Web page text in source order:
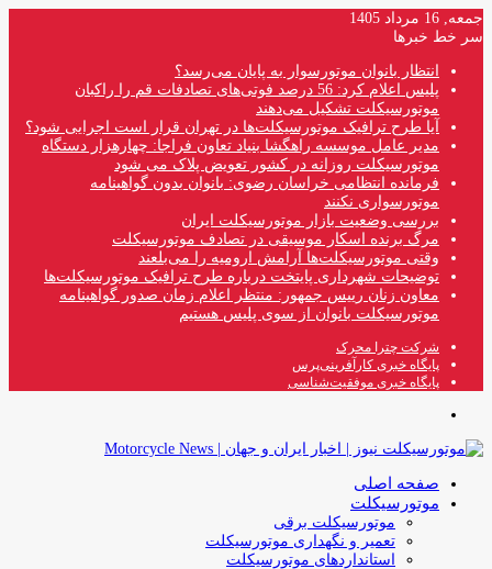
جمعه, 16 مرداد 1405
سر خط خبرها
انتظار بانوان موتورسوار به پایان می‌رسد؟
پلیس اعلام کرد: 56 درصد فوتی‌های تصادفات قم را راکبان
موتورسیکلت تشکیل می‌دهند
آیا طرح ترافیک موتورسیکلت‌ها در تهران قرار است اجرایی شود؟
مدیر عامل موسسه راهگشا بنیاد تعاون فراجا: چهارهزار دستگاه
موتورسیکلت روزانه در کشور تعویض پلاک می شود
فرمانده انتظامی خراسان رضوی: بانوان بدون گواهینامه
موتورسواری نکنند
بررسی وضعیت بازار موتورسیکلت ایران
مرگ برنده اسکار موسیقی در تصادف موتورسیکلت
وقتی موتورسیکلت‌ها آرامش ارومیه را می‌بلعند
توضیحات شهرداری پایتخت درباره طرح ترافیک موتورسیکلت‌ها
معاون زنان رییس جمهور: منتظر اعلام زمان صدور گواهینامه
موتورسیکلت بانوان از سوی پلیس هستیم
شرکت چترا محرک
پایگاه خبری کارآفرینی‌پرس
پایگاه خبری موفقیت‌شناسی
صفحه اصلی
موتورسیکلت
موتورسیکلت برقی
تعمیر و نگهداری موتورسیکلت
استانداردهای موتورسیکلت